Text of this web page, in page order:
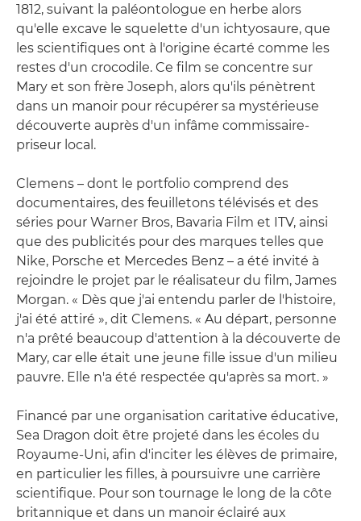
1812, suivant la paléontologue en herbe alors
qu'elle excave le squelette d'un ichtyosaure, que
les scientifiques ont à l'origine écarté comme les
restes d'un crocodile. Ce film se concentre sur
Mary et son frère Joseph, alors qu'ils pénètrent
dans un manoir pour récupérer sa mystérieuse
découverte auprès d'un infâme commissaire-
priseur local.
Clemens – dont le portfolio comprend des
documentaires, des feuilletons télévisés et des
séries pour Warner Bros, Bavaria Film et ITV, ainsi
que des publicités pour des marques telles que
Nike, Porsche et Mercedes Benz – a été invité à
rejoindre le projet par le réalisateur du film, James
Morgan. « Dès que j'ai entendu parler de l'histoire,
j'ai été attiré », dit Clemens. « Au départ, personne
n'a prêté beaucoup d'attention à la découverte de
Mary, car elle était une jeune fille issue d'un milieu
pauvre. Elle n'a été respectée qu'après sa mort. »
Financé par une organisation caritative éducative,
Sea Dragon doit être projeté dans les écoles du
Royaume-Uni, afin d'inciter les élèves de primaire,
en particulier les filles, à poursuivre une carrière
scientifique. Pour son tournage le long de la côte
britannique et dans un manoir éclairé aux